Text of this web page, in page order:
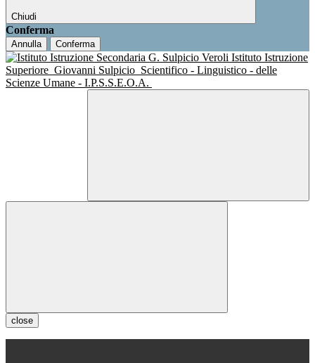
Chiudi
Conferma
Annulla Conferma
Istituto Istruzione
Superiore Giovanni Sulpicio Scientifico - Linguistico - delle
Scienze Umane - I.P.S.S.E.O.A.
close